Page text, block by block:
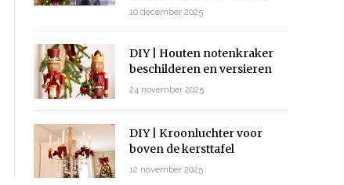
10 december 2025
DIY | Houten notenkraker
beschilderen en versieren
24 november 2025
DIY | Kroonluchter voor
boven de kersttafel
12 november 2025